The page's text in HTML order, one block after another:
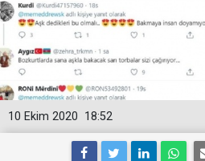
18:52
10 Ekim 2020